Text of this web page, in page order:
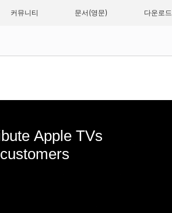
커뮤니티 문서 다운로드